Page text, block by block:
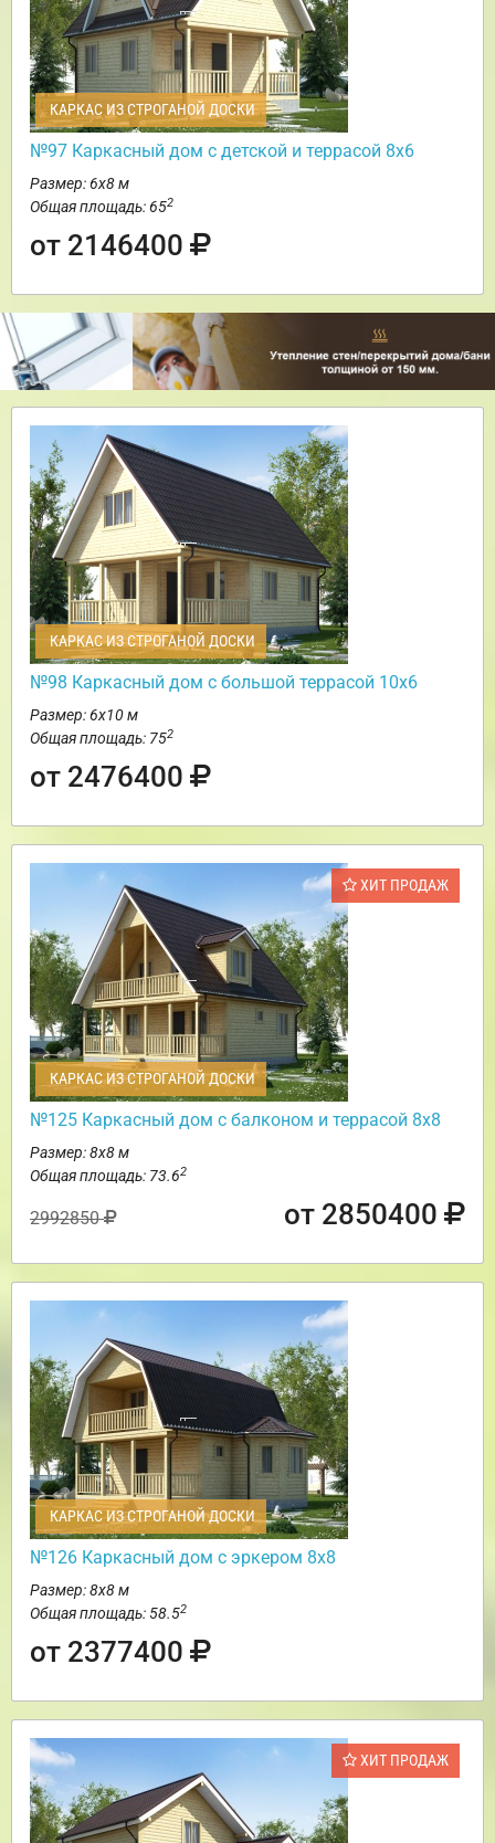
КАРКАС ИЗ СТРОГАНОЙ ДОСКИ
№97 Каркасный дом с детской и террасой 8х6
Размер: 6х8 м
Общая площадь: 652
от 2146400
КАРКАС ИЗ СТРОГАНОЙ ДОСКИ
№98 Каркасный дом с большой террасой 10х6
Размер: 6х10 м
Общая площадь: 752
от 2476400
ХИТ ПРОДАЖ
КАРКАС ИЗ СТРОГАНОЙ ДОСКИ
№125 Каркасный дом с балконом и террасой 8х8
Размер: 8х8 м
Общая площадь: 73.62
2992850 от 2850400
КАРКАС ИЗ СТРОГАНОЙ ДОСКИ
№126 Каркасный дом с эркером 8х8
Размер: 8х8 м
Общая площадь: 58.52
от 2377400
ХИТ ПРОДАЖ